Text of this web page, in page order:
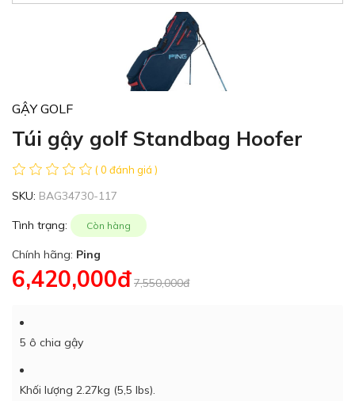
GẬY GOLF
Túi gậy golf Standbag Hoofer
( 0 đánh giá )
SKU: BAG34730-117
Tình trạng: Còn hàng
Chính hãng: Ping
6,420,000đ 7,550,000đ
5 ô chia gậy
Khối lượng 2.27kg (5,5 lbs).